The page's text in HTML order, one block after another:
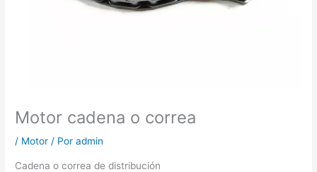
Motor cadena o correa
/ Motor / Poradmin
Cadena o correa de distribución